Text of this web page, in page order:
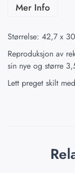
Mer Info
Størrelse: 42,7 x
Reproduksjon av
sin nye og større
Lett preget skilt